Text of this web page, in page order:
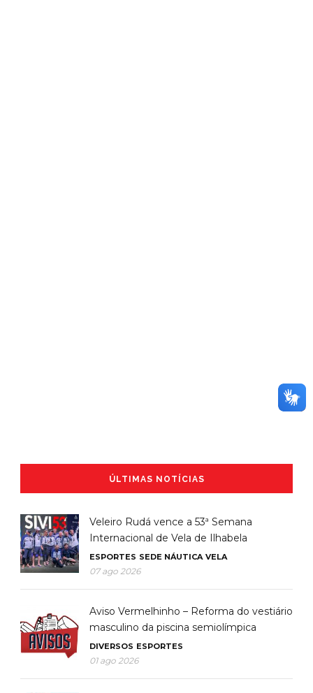
ÚLTIMAS NOTÍCIAS
Veleiro Rudá vence a 53ª Semana
Internacional de Vela de Ilhabela
ESPORTES SEDE NÁUTICA VELA
07 ago 2026
Aviso Vermelhinho – Reforma do vestiário
masculino da piscina semiolímpica
DIVERSOS ESPORTES
01 ago 2026